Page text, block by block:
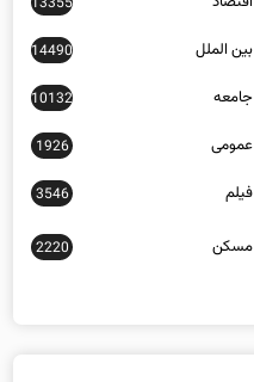
بین الملل 14490
جامعه 10132
عمومی 1926
فیلم 3546
مسکن 2220